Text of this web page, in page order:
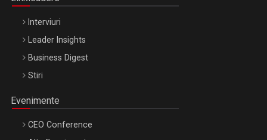
Interviuri
Leader Insights
Business Digest
Stiri
Evenimente
CEO Conference